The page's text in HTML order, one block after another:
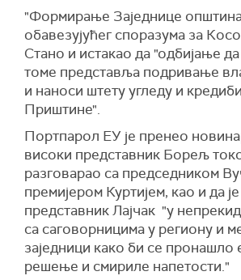
"Формирање Заједнице
обавезујућег споразума за
Стано и истакао да "одбијање
томе представља подривање
и наноси штету угледу и
Приштине".
Портпарол ЕУ је пренео
високи представник Борељ
разговарао са председником
премијером Куртијем, као и да
представник Лајчак "у
са саговорницима у региону и
заједници како би се пронашло
решење и смириле напетости."